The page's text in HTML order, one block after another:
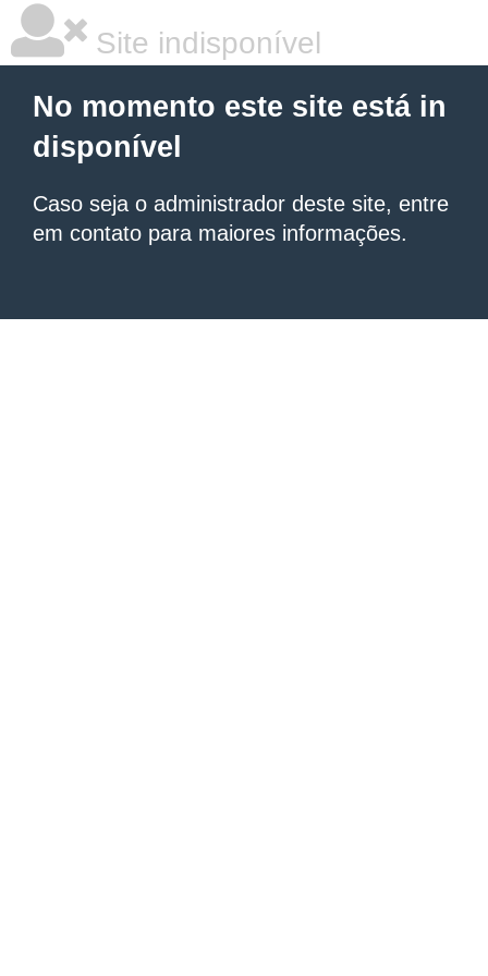
Site indisponível
No momento este site está in
disponível
Caso seja o administrador deste site, entre
em contato para maiores informações.